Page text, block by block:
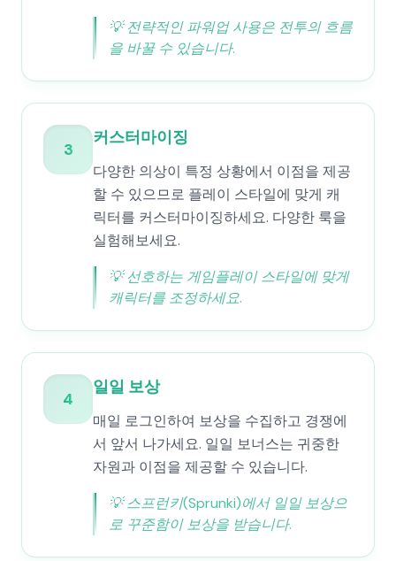
💡전략적인 파워업 사용은 전투의 흐름
을 바꿀 수 있습니다.
3
커스터마이징
다양한 의상이 특정 상황에서 이점을 제공
할 수 있으므로 플레이 스타일에 맞게 캐
릭터를 커스터마이징하세요. 다양한 룩을
실험해보세요.
💡선호하는 게임플레이 스타일에 맞게
캐릭터를 조정하세요.
4
일일 보상
매일 로그인하여 보상을 수집하고 경쟁에
서 앞서 나가세요. 일일 보너스는 귀중한
자원과 이점을 제공할 수 있습니다.
💡스프런키(Sprunki)에서 일일 보상으
로 꾸준함이 보상을 받습니다.